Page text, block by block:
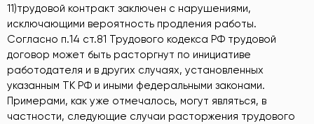
11)трудовой контракт заключен с нарушениями,
исключающими вероятность продления работы.
Согласно п.14 ст.81 Трудового кодекса РФ трудовой
договор может быть расторгнут по инициативе
работодателя и в других случаях, установленных
указанным ТК РФ и иными федеральными законами.
Примерами, как уже отмечалось, могут являться, в
частности, следующие случаи расторжения трудового